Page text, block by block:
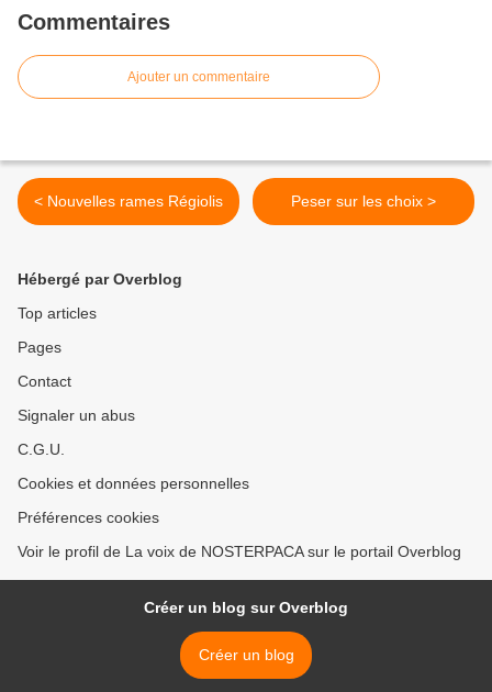
Commentaires
Ajouter un commentaire
< Nouvelles rames Régiolis Peser sur les choix >
Hébergé par Overblog
Top articles
Pages
Contact
Signaler un abus
C.G.U.
Cookies et données personnelles
Préférences cookies
Voir le profil de La voix de NOSTERPACA sur le portail Overblog
Créer un blog sur Overblog
Créer un blog